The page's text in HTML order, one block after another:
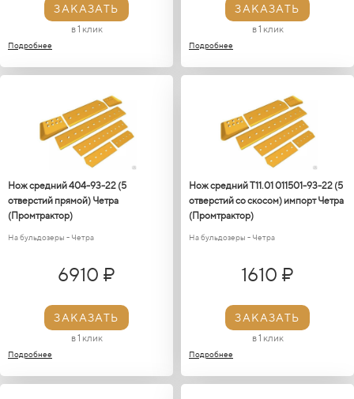
ЗАКАЗАТЬ
в 1 клик
Подробнее
ЗАКАЗАТЬ
в 1 клик
Подробнее
Нож средний 404-93-22 (5
отверстий прямой) Четра
(Промтрактор)
На бульдозеры - Четра
6910 ₽
ЗАКАЗАТЬ
в 1 клик
Подробнее
Нож средний Т11.01 011501-93-22 (5
отверстий со скосом) импорт Четра
(Промтрактор)
На бульдозеры - Четра
1610 ₽
ЗАКАЗАТЬ
в 1 клик
Подробнее